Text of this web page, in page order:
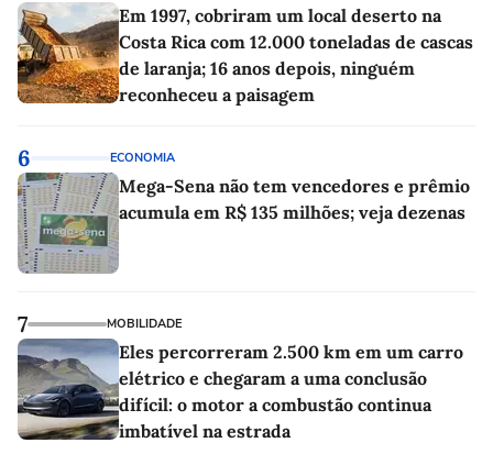
Em 1997, cobriram um local deserto na
Costa Rica com 12.000 toneladas de cascas
de laranja; 16 anos depois, ninguém
reconheceu a paisagem
6 ECONOMIA
Mega-Sena não tem vencedores e prêmio
acumula em R$ 135 milhões; veja dezenas
7 MOBILIDADE
Eles percorreram 2.500 km em um carro
elétrico e chegaram a uma conclusão
difícil: o motor a combustão continua
imbatível na estrada